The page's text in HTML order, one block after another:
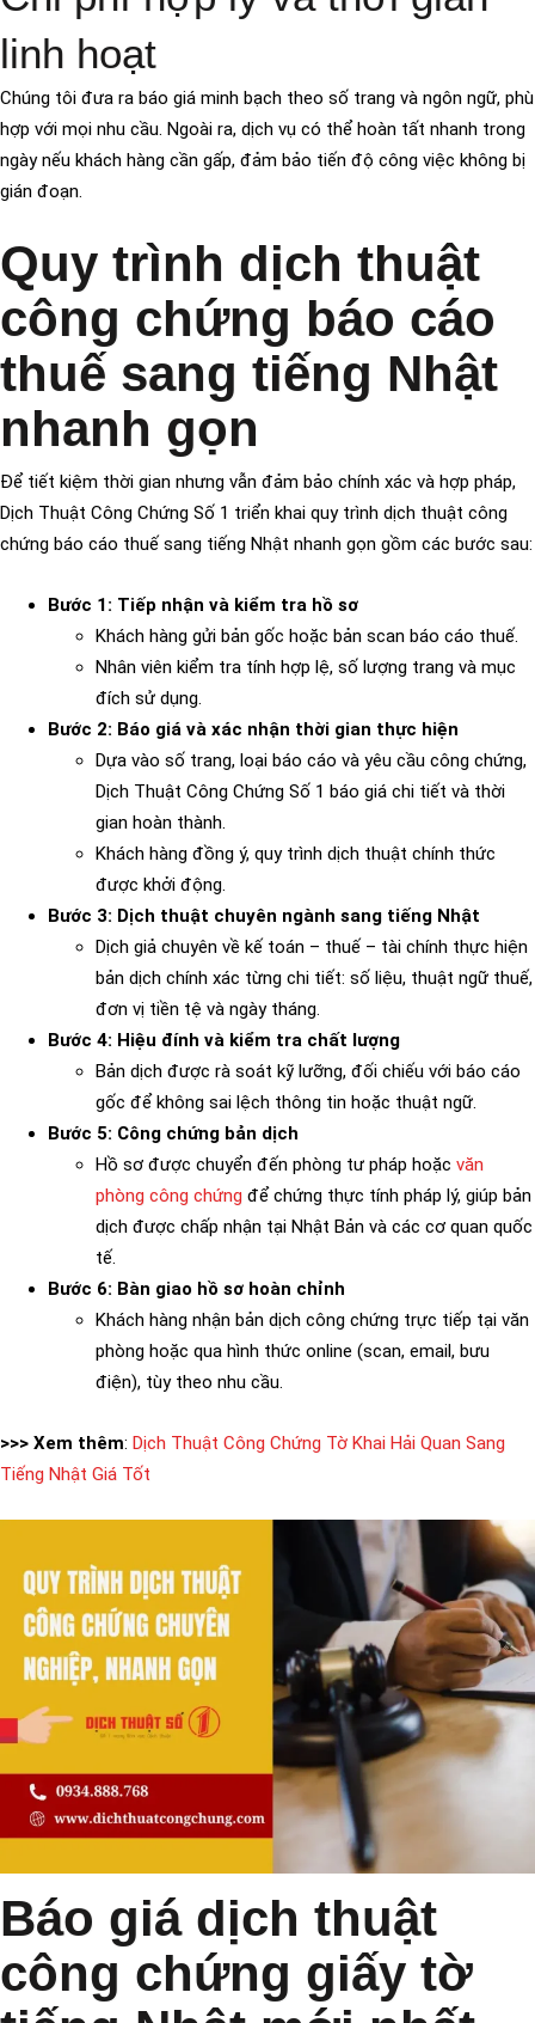
linh hoạt
Chúng tôi đưa ra báo giá minh bạch theo số trang và ngôn ngữ, phù
hợp với mọi nhu cầu. Ngoài ra, dịch vụ có thể hoàn tất nhanh trong
ngày nếu khách hàng cần gấp, đảm bảo tiến độ công việc không bị
gián đoạn.
Quy trình dịch thuật
công chứng báo cáo
thuế sang tiếng Nhật
nhanh gọn
Để tiết kiệm thời gian nhưng vẫn đảm bảo chính xác và hợp pháp,
Dịch Thuật Công Chứng Số 1 triển khai quy trình dịch thuật công
chứng báo cáo thuế sang tiếng Nhật nhanh gọn gồm các bước sau:
Bước 1: Tiếp nhận và kiểm tra hồ sơ
Khách hàng gửi bản gốc hoặc bản scan báo cáo thuế.
Nhân viên kiểm tra tính hợp lệ, số lượng trang và mục
đích sử dụng.
Bước 2: Báo giá và xác nhận thời gian thực hiện
Dựa vào số trang, loại báo cáo và yêu cầu công chứng,
Dịch Thuật Công Chứng Số 1 báo giá chi tiết và thời
gian hoàn thành.
Khách hàng đồng ý, quy trình dịch thuật chính thức
được khởi động.
Bước 3: Dịch thuật chuyên ngành sang tiếng Nhật
Dịch giả chuyên về kế toán – thuế – tài chính thực hiện
bản dịch chính xác từng chi tiết: số liệu, thuật ngữ thuế,
đơn vị tiền tệ và ngày tháng.
Bước 4: Hiệu đính và kiểm tra chất lượng
Bản dịch được rà soát kỹ lưỡng, đối chiếu với báo cáo
gốc để không sai lệch thông tin hoặc thuật ngữ.
Bước 5: Công chứng bản dịch
Hồ sơ được chuyển đến phòng tư pháp hoặc văn
phòng công chứng để chứng thực tính pháp lý, giúp bản
dịch được chấp nhận tại Nhật Bản và các cơ quan quốc
tế.
Bước 6: Bàn giao hồ sơ hoàn chỉnh
Khách hàng nhận bản dịch công chứng trực tiếp tại văn
phòng hoặc qua hình thức online (scan, email, bưu
điện), tùy theo nhu cầu.
>>> Xem thêm: Dịch Thuật Công Chứng Tờ Khai Hải Quan Sang
Tiếng Nhật Giá Tốt
Báo giá dịch thuật
công chứng giấy tờ